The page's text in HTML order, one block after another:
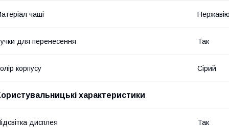
чаші
для перенесення Так
корпусу Сірий
характеристики
дисплея Так